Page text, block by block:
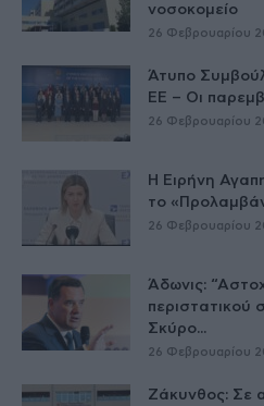
νοσοκομείο
26 Φεβρουαρίου
Άτυπο
ΕE – Οι
26 Φεβρουαρίου
Η Ειρήνη
το
26 Φεβρουαρίου
Άδωνις:
περιστατικού
Σκύρο...
26 Φεβρουαρίου
Ζάκυνθος: Σε